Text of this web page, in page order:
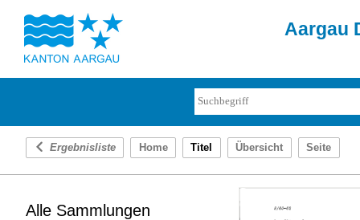
Aargau
Ergebnisliste Home Titel Übersicht Seite
Alle Sammlungen